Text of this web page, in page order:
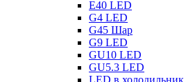
E40 LED
G4 LED
G45 Шар
G9 LED
GU10 LED
GU5.3 LED
LED в холодильник